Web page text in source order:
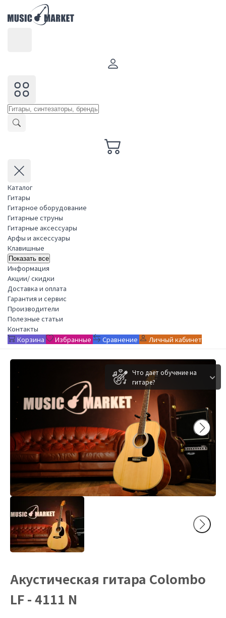
Каталог
Гитары
Гитарное оборудование
Гитарные струны
Гитарные аксессуары
Арфы и аксессуары
Клавишные
Показать все
Информация
Акции/ скидки
Доставка и оплата
Гарантия и сервис
Производители
Полезные статьи
Контакты
Корзина
Избранные Сравнение Личный кабинет
Что дает обучение на
гитаре?
Акустическая гитара Сolombo
LF - 4111 N